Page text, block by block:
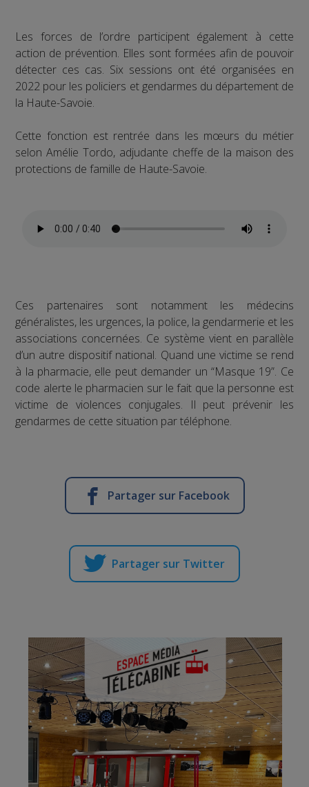
Les forces de l’ordre participent également à cette
action de prévention. Elles sont formées afin de pouvoir
détecter ces cas. Six sessions ont été organisées en
2022 pour les policiers et gendarmes du département de
la Haute-Savoie.
Cette fonction est rentrée dans les mœurs du métier
selon Amélie Tordo, adjudante cheffe de la maison des
protections de famille de Haute-Savoie.
Ces partenaires sont notamment les médecins
généralistes, les urgences, la police, la gendarmerie et les
associations concernées. Ce système vient en parallèle
d’un autre dispositif national. Quand une victime se rend
à la pharmacie, elle peut demander un “Masque 19”. Ce
code alerte le pharmacien sur le fait que la personne est
victime de violences conjugales. Il peut prévenir les
gendarmes de cette situation par téléphone.
Partager sur Facebook
Partager sur Twitter